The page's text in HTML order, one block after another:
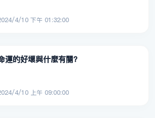
4/10 下午 01:32:00
運的好壞與什麼有關？
4/10 上午 09:00:00